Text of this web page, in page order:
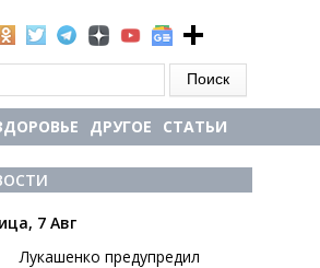
ДРУГОЕ СТАТЬИ
7 Авг
Лукашенко предупредил